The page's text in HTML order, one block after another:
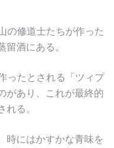
の修道士たちが作った
酒にある。
ったとされる「ツィプ
があり、これが最終的
る。
時にはかすかな青味を